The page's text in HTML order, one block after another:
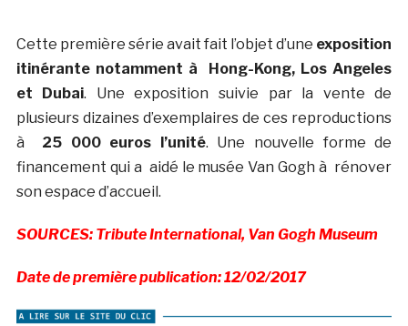
Cette première série avait fait l’objet d’une exposition
itinérante notamment à Hong-Kong, Los Angeles
et Dubai. Une exposition suivie par la vente de
plusieurs dizaines d’exemplaires de ces reproductions
à 25 000 euros l’unité. Une nouvelle forme de
financement qui a aidé le musée Van Gogh à rénover
son espace d’accueil.
SOURCES: Tribute International, Van Gogh Museum
Date de première publication: 12/02/2017